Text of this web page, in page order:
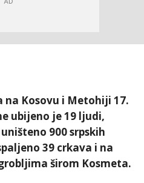
na Kosovu i Metohiji 17.
ubijeno je 19 ljudi,
900 srpskih
39 crkava i na
širom Kosmeta.